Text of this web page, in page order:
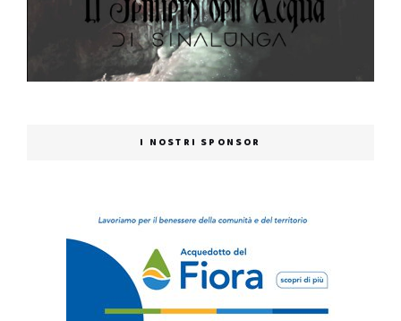
I NOSTRI SPONSOR